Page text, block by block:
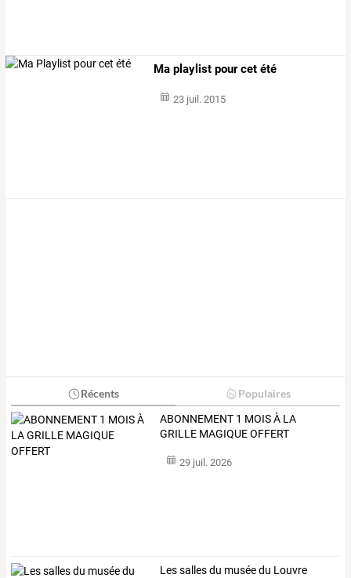
Ma playlist pour cet été
23 juil. 2015
Récents Populaires
ABONNEMENT 1 MOIS À LA
GRILLE MAGIQUE OFFERT
29 juil. 2026
Les salles du musée du Louvre